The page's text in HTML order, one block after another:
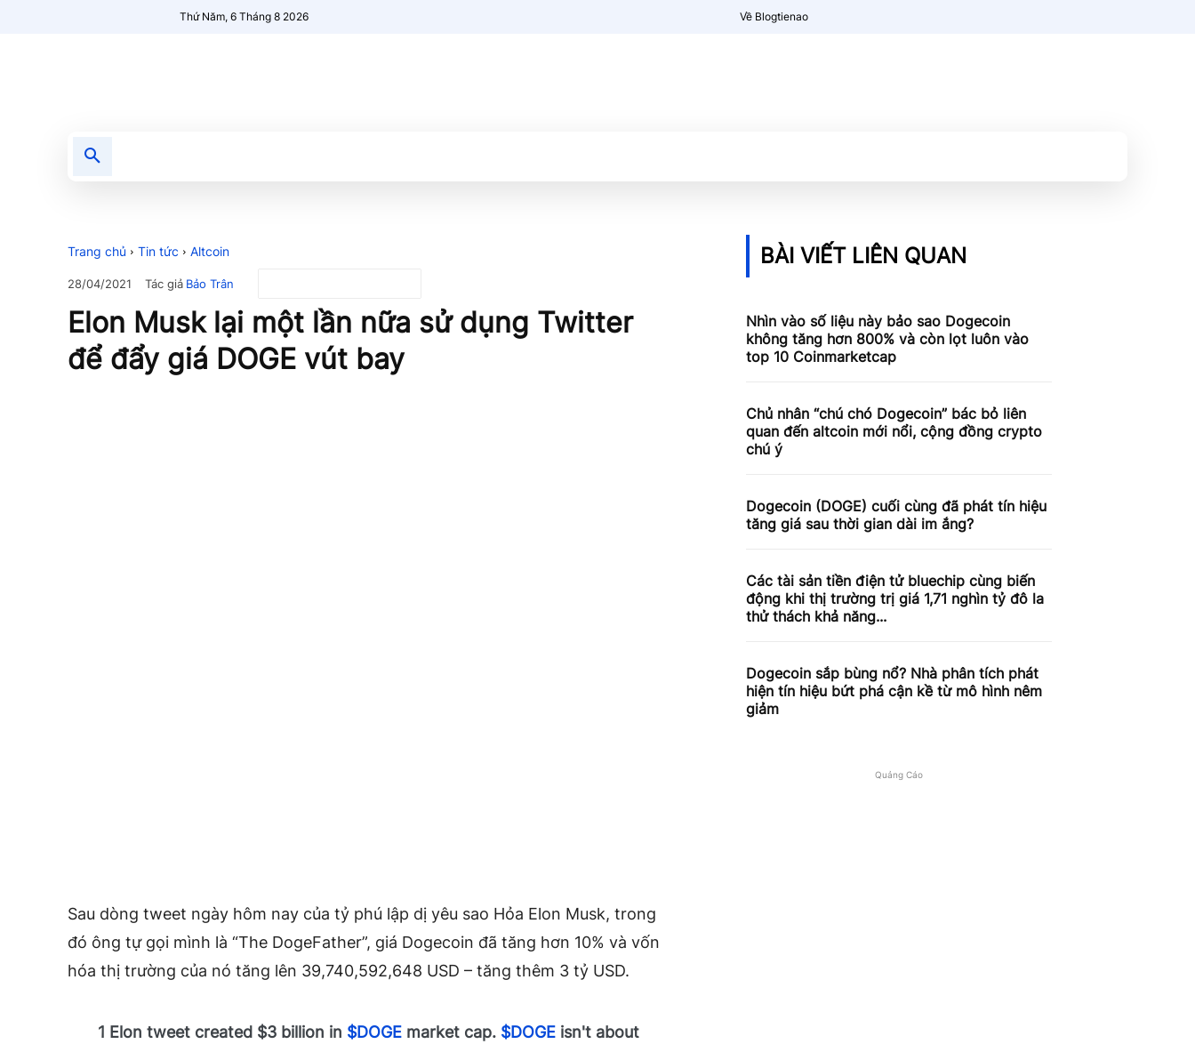
Thứ Năm, 6 Tháng 8 2026 Về Blogtienao
Trang chủ Tin tức Altcoin
28/04/2021 Tác giả Bảo Trân
Elon Musk lại một lần nữa sử dụng Twitter
để đẩy giá DOGE vút bay
Sau dòng tweet ngày hôm nay của tỷ phú lập dị yêu sao Hỏa Elon Musk, trong
đó ông tự gọi mình là “The DogeFather”, giá Dogecoin đã tăng hơn 10% và vốn
hóa thị trường của nó tăng lên 39,740,592,648 USD – tăng thêm 3 tỷ USD.
1 Elon tweet created $3 billion in $DOGE market cap. $DOGE isn't about
BÀI VIẾT LIÊN QUAN
Nhìn vào số liệu này bảo sao Dogecoin
không tăng hơn 800% và còn lọt luôn vào
top 10 Coinmarketcap
Chủ nhân “chú chó Dogecoin” bác bỏ liên
quan đến altcoin mới nổi, cộng đồng crypto
chú ý
Dogecoin (DOGE) cuối cùng đã phát tín hiệu
tăng giá sau thời gian dài im ắng?
Các tài sản tiền điện tử bluechip cùng biến
động khi thị trường trị giá 1,71 nghìn tỷ đô la
thử thách khả năng...
Dogecoin sắp bùng nổ? Nhà phân tích phát
hiện tín hiệu bứt phá cận kề từ mô hình nêm
giảm
Quảng Cáo